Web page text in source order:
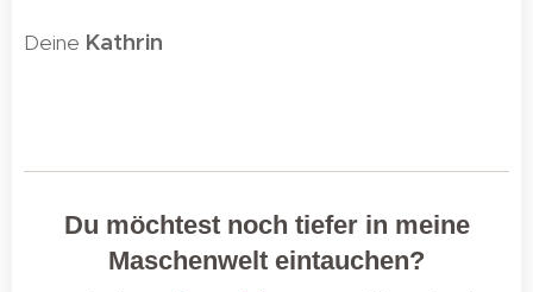
Deine Kathrin
Du möchtest noch tiefer in meine
Maschenwelt eintauchen?